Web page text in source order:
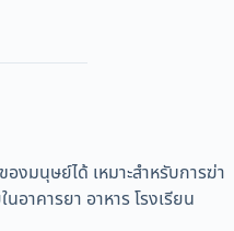
งมนุษย์ได้ เหมาะสำหรับการฆ่า
าคารยา อาหาร โรงเรียน